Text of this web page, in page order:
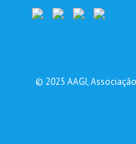
© 2025 AAGI,